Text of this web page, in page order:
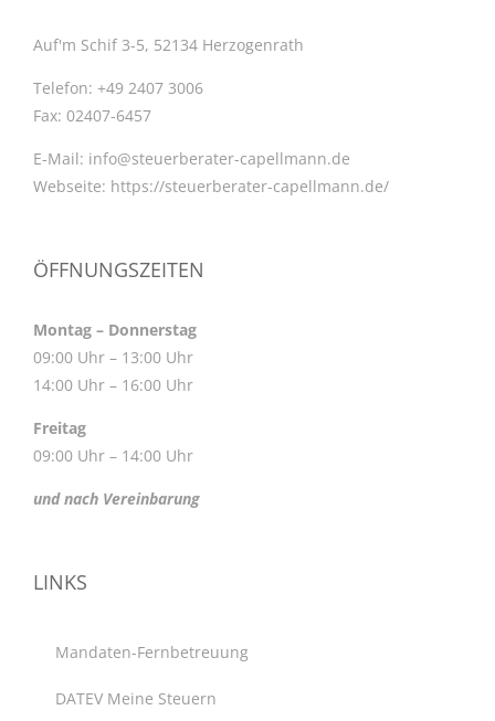
Auf'm Schif 3-5, 52134 Herzogenrath
Telefon: +49 2407 3006
Fax: 02407-6457
E-Mail: info@steuerberater-capellmann.de
Webseite: https://steuerberater-capellmann.de/
ÖFFNUNGSZEITEN
Montag – Donnerstag
09:00 Uhr – 13:00 Uhr
14:00 Uhr – 16:00 Uhr
Freitag
09:00 Uhr – 14:00 Uhr
und nach Vereinbarung
LINKS
Mandaten-Fernbetreuung
DATEV Meine Steuern